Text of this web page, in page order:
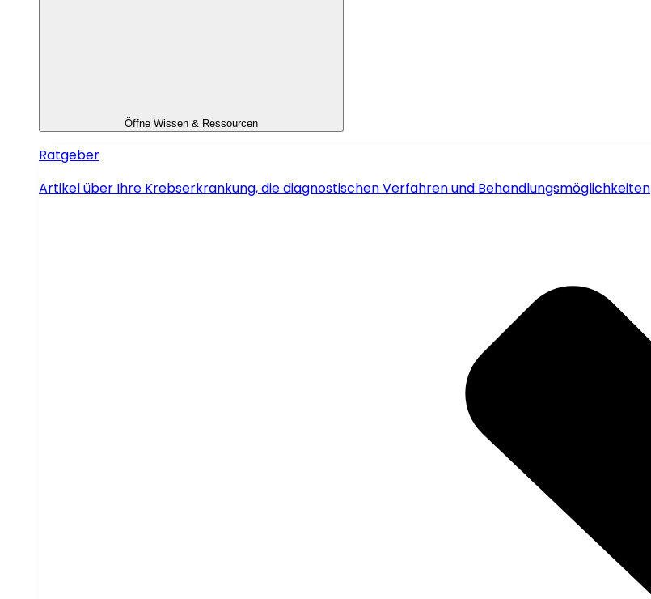
Öffne Wissen & Ressourcen
Ratgeber
Artikel über Ihre Krebserkrankung, die diagnostischen Verfahren und Behandlungsmöglichkeiten